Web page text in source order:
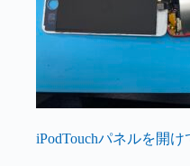
iPodTouchパネルを開